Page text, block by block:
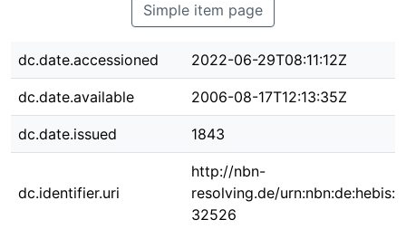
Simple item page
dc.date.accessioned 2022-06-29T08:11:12Z
dc.date.available 2006-08-17T12:13:35Z
dc.date.issued 1843
dc.identifier.uri
http://nbn-
resolving.de/
32526